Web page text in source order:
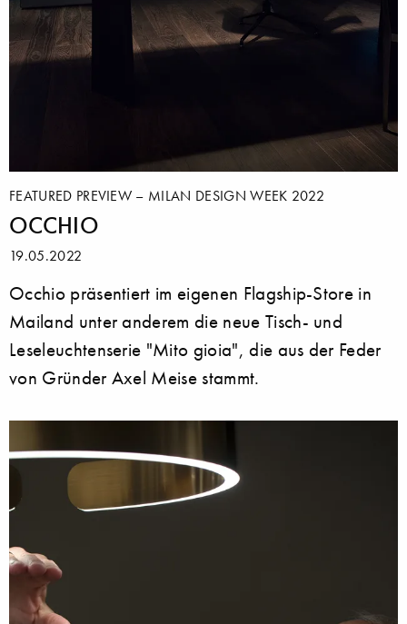
FEATURED PREVIEW – MILAN DESIGN WEEK 2022
OCCHIO
19.05.2022
Occhio präsentiert im eigenen Flagship-Store in
Mailand unter anderem die neue Tisch- und
Leseleuchtenserie "Mito gioia", die aus der Feder
von Gründer Axel Meise stammt.